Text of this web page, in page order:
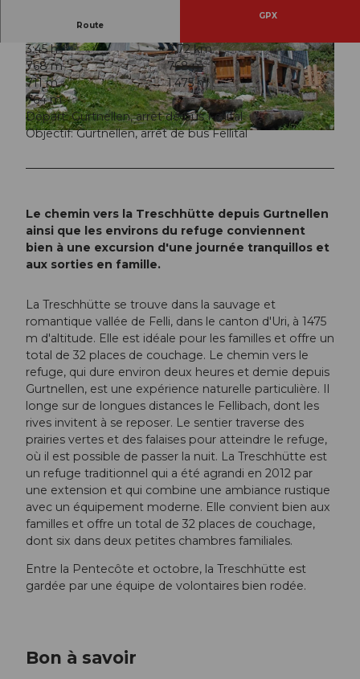
© Ferienregion Andermatt
© Andermatt-Urserntal Tourismus GmbH, Ferie
nregion Andermatt
© Andermatt-Urserntal Tourismus GmbH, Ferie
nregion Andermatt
Route
GPX
3:45 h
9,72 km
768 m
768 m
711 m
1.475 m
764 m
Départ: Gurtnellen, arrêt de bus Fellital
Objectif: Gurtnellen, arrêt de bus Fellital
Le chemin vers la Treschhütte depuis Gurtnellen
ainsi que les environs du refuge conviennent
bien à une excursion d'une journée tranquillos et
aux sorties en famille.
La Treschhütte se trouve dans la sauvage et
romantique vallée de Felli, dans le canton d'Uri, à 1475
m d'altitude. Elle est idéale pour les familles et offre un
total de 32 places de couchage. Le chemin vers le
refuge, qui dure environ deux heures et demie depuis
Gurtnellen, est une expérience naturelle particulière. Il
longe sur de longues distances le Fellibach, dont les
rives invitent à se reposer. Le sentier traverse des
prairies vertes et des falaises pour atteindre le refuge,
où il est possible de passer la nuit. La Treschhütte est
un refuge traditionnel qui a été agrandi en 2012 par
une extension et qui combine une ambiance rustique
avec un équipement moderne. Elle convient bien aux
familles et offre un total de 32 places de couchage,
dont six dans deux petites chambres familiales.
Entre la Pentecôte et octobre, la Treschhütte est
gardée par une équipe de volontaires bien rodée.
Bon à savoir